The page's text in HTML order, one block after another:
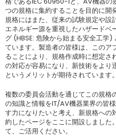
つの規格に集約することを目的に開
規格にはまた、従来の試験規定や設
エネルギー源を重視したハザードベ
グ (HBSE: 危険から始まる安全工学
ています。製造者の皆様は、このア
ることにより、規格作成時に想定
の対応が容易になり、新技術をより
というメリットが期待されています。
複数の委員会活動を通じてこの規格
の知識と情報をIT/AV機器業界の皆
す力になりたいと考え、新規格への
約したページをここに開設しまし
て、ご活用ください。